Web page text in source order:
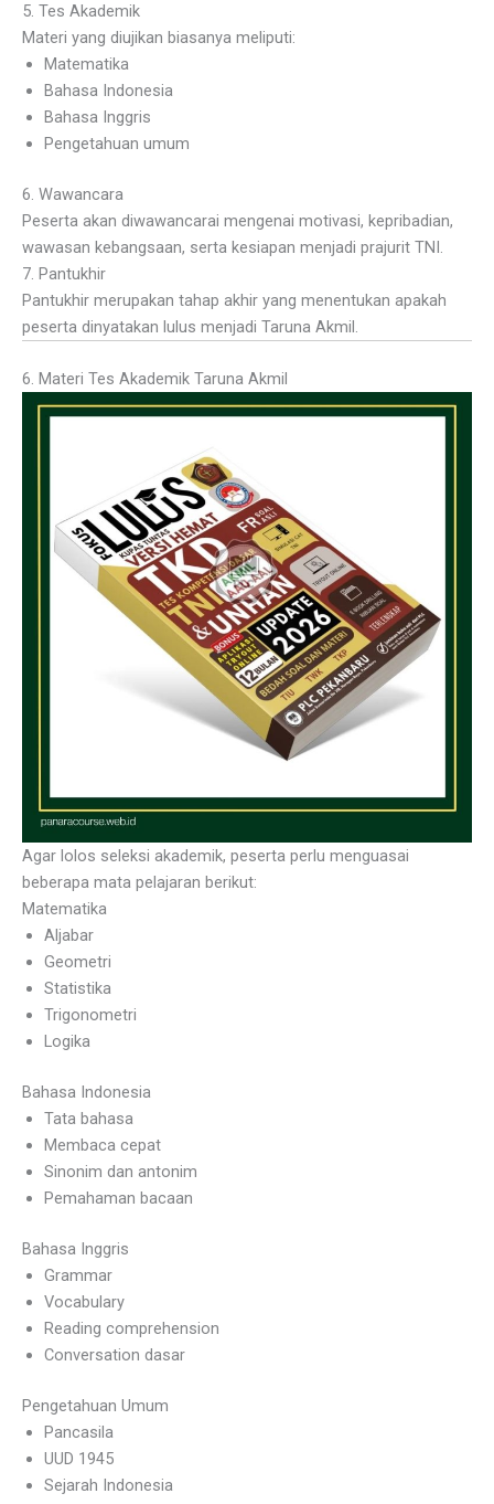
5. Tes Akademik
Materi yang diujikan biasanya meliputi:
Matematika
Bahasa Indonesia
Bahasa Inggris
Pengetahuan umum
6. Wawancara
Peserta akan diwawancarai mengenai motivasi, kepribadian,
wawasan kebangsaan, serta kesiapan menjadi prajurit TNI.
7. Pantukhir
Pantukhir merupakan tahap akhir yang menentukan apakah
peserta dinyatakan lulus menjadi Taruna Akmil.
6. Materi Tes Akademik Taruna Akmil
Agar lolos seleksi akademik, peserta perlu menguasai
beberapa mata pelajaran berikut:
Matematika
Aljabar
Geometri
Statistika
Trigonometri
Logika
Bahasa Indonesia
Tata bahasa
Membaca cepat
Sinonim dan antonim
Pemahaman bacaan
Bahasa Inggris
Grammar
Vocabulary
Reading comprehension
Conversation dasar
Pengetahuan Umum
Pancasila
UUD 1945
Sejarah Indonesia